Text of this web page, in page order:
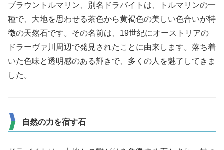
ブラウントルマリン、別名ドラバイトは、トルマリンの一
種で、大地を思わせる茶色から黄褐色の美しい色合いが特
徴の天然石です。その名前は、19世紀にオーストリアの
ドラーヴァ川周辺で発見されたことに由来します。落ち着
いた色味と透明感のある輝きで、多くの人を魅了してきま
した。
自然の力を宿す石